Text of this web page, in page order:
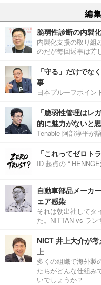
編
脆弱性診断の内製
内製化支援の取り組
のだが毎回返事は芳
「守る」だけでな
事
日本プルーフポイン
「脆弱性管理はレ
的に魅力がないと
Tenable 阿部淳平が
「これってゼロト
ID 起点の “
自動車部品メーカ
ェア感染
それは朝出社してタ
た。NITTAN vs ラ
NICT 井上大介が
上
多くの組織で海外製
たちがどんな仕組み
いでしょうか？